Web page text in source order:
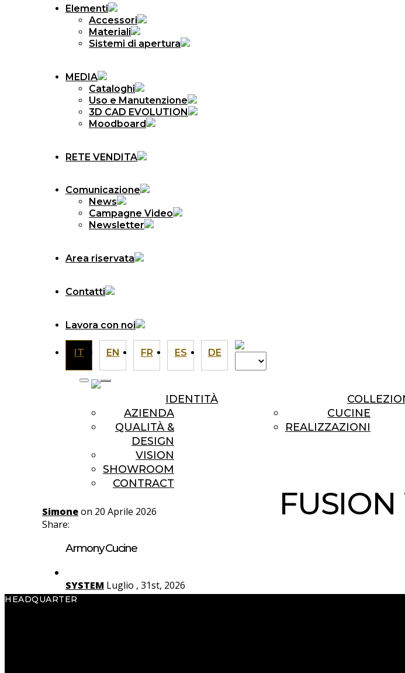
Elementi
Accessori
Materiali
Sistemi di apertura
MEDIA
Cataloghi
Uso e Manutenzione
3D CAD EVOLUTION
Moodboard
RETE VENDITA
Comunicazione
News
Campagne Video
Newsletter
Area riservata
Contatti
Lavora con noi
IT EN FR ES DE
Scegli
una
IDENTITÀ
AZIENDA
QUALITÀ &
DESIGN
VISION
SHOWROOM
CONTRACT
CUCINE
REALIZZAZIONI
Simoneon 20 Aprile 2026
Share:
Armony Cucine
SYSTEM Luglio , 31st, 2026
HEADQUARTER